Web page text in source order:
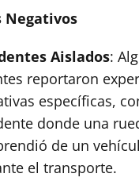
Negativos
Aislados:
reportaron
específicas,
donde una
de un
el transporte.